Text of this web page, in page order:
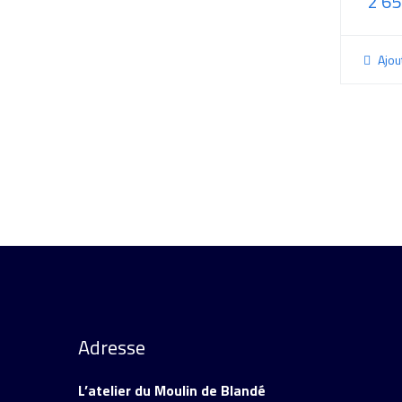
Adresse
L’atelier du Moulin de Blandé